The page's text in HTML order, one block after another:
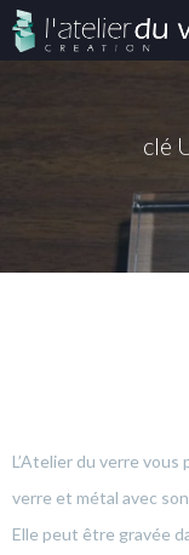
clé
L’Atelier du verre
verre et métal avec
Elle peut être gravée